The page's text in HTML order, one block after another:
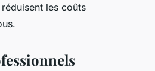
les coûts